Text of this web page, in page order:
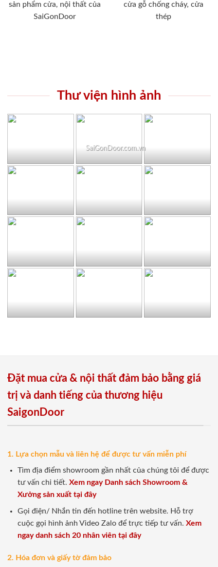
sản phẩm cửa, nội thất của
SaiGonDoor
cửa gỗ chống cháy, cửa
thép
Thư viện hình ảnh
SaiGonDoor.com.vn
Đặt mua cửa & nội thất đảm bảo bằng giá
trị và danh tiếng của thương hiệu
SaigonDoor
1. Lựa chọn mẫu và liên hệ để được tư vấn miễn phí
Tìm địa điểm showroom gần nhất của chúng tôi để được
tư vấn chi tiết. Xem ngay Danh sách Showroom &
Xưởng sản xuất tại đây
Gọi điện/ Nhắn tin đến hotline trên website. Hỗ trợ
cuộc gọi hình ảnh Video Zalo để trực tiếp tư vấn. Xem
ngay danh sách 20 nhân viên tại đây
2. Hóa đơn và giấy tờ đảm bảo